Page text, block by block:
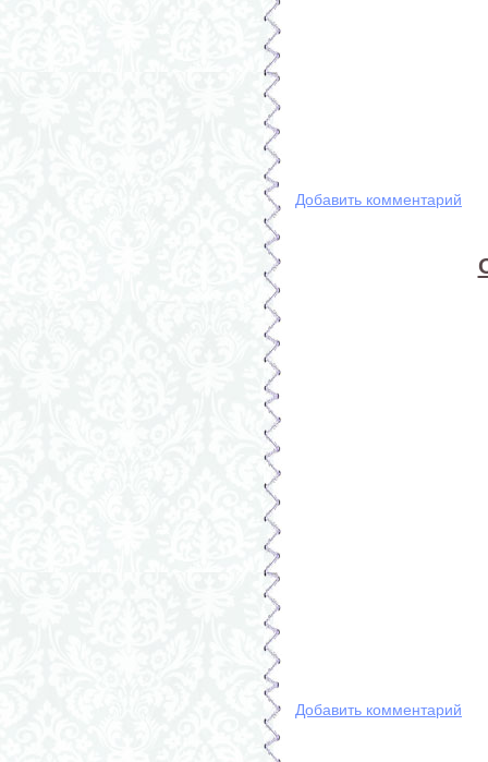
Добавить комментарий
Добавить комментарий